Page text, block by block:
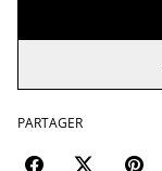
PARTAGER